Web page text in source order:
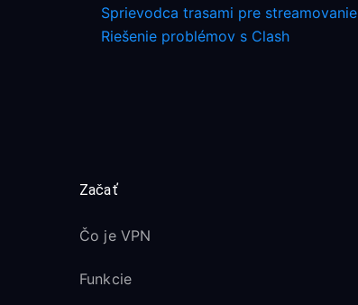
Sprievodca trasami pre streamovanie
Riešenie problémov s Clash
Začať
Čo je VPN
Funkcie